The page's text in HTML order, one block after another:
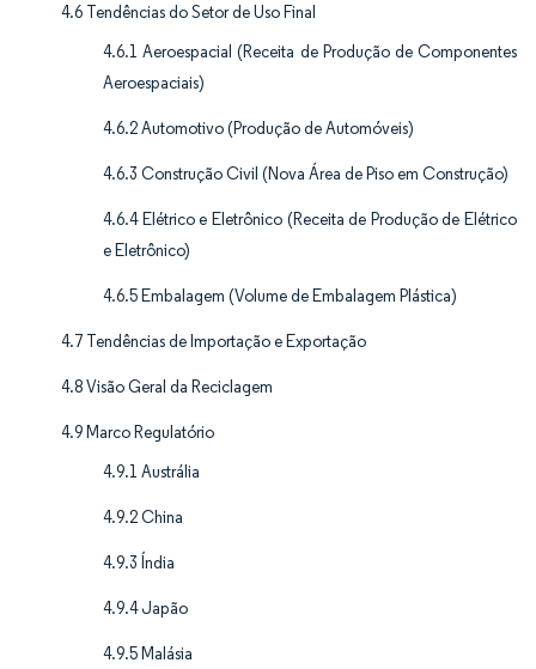
4.6 Tendências do Setor de Uso Final
4.6.1 Aeroespacial (Receita de Produção de Componentes
Aeroespaciais)
4.6.2 Automotivo (Produção de Automóveis)
4.6.3 Construção Civil (Nova Área de Piso em Construção)
4.6.4 Elétrico e Eletrônico (Receita de Produção de Elétrico
e Eletrônico)
4.6.5 Embalagem (Volume de Embalagem Plástica)
4.7 Tendências de Importação e Exportação
4.8 Visão Geral da Reciclagem
4.9 Marco Regulatório
4.9.1 Austrália
4.9.2 China
4.9.3 Índia
4.9.4 Japão
4.9.5 Malásia